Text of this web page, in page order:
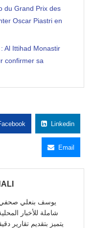
du Grand Prix des
Oscar Piastri en
Al Ittihad Monastir
confirmer sa
Linkedin
Email
يوسف بنعلي صحفي
شاملة للأخبار